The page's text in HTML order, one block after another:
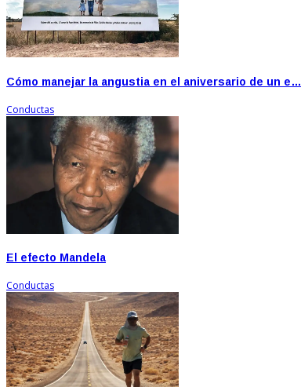
Cómo manejar la angustia en el aniversario de un e…
Conductas
El efecto Mandela
Conductas